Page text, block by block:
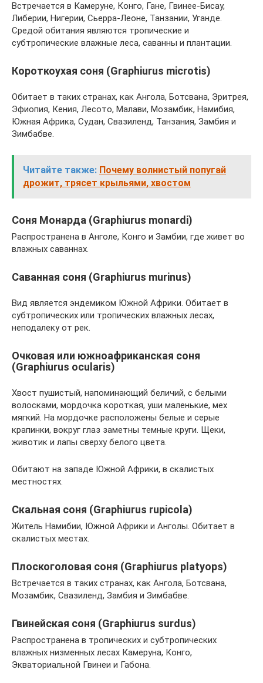
Встречается в Камеруне, Конго, Гане, Гвинее-Бисау,
Либерии, Нигерии, Сьерра-Леоне, Танзании, Уганде.
Средой обитания являются тропические и
субтропические влажные леса, саванны и плантации.
Короткоухая соня (Graphiurus microtis)
Обитает в таких странах, как Ангола, Ботсвана, Эритрея,
Эфиопия, Кения, Лесото, Малави, Мозамбик, Намибия,
Южная Африка, Судан, Свазиленд, Танзания, Замбия и
Зимбабве.
Читайте также: Почему волнистый попугай
дрожит, трясет крыльями, хвостом
Соня Монарда (Graphiurus monardi)
Распространена в Анголе, Конго и Замбии, где живет во
влажных саваннах.
Саванная соня (Graphiurus murinus)
Вид является эндемиком Южной Африки. Обитает в
субтропических или тропических влажных лесах,
неподалеку от рек.
Очковая или южноафриканская соня
(Graphiurus ocularis)
Хвост пушистый, напоминающий беличий, с белыми
волосками, мордочка короткая, уши маленькие, мех
мягкий. На мордочке расположены белые и серые
крапинки, вокруг глаз заметны темные круги. Щеки,
животик и лапы сверху белого цвета.
Обитают на западе Южной Африки, в скалистых
местностях.
Скальная соня (Graphiurus rupicola)
Житель Намибии, Южной Африки и Анголы. Обитает в
скалистых местах.
Плоскоголовая соня (Graphiurus platyops)
Встречается в таких странах, как Ангола, Ботсвана,
Мозамбик, Свазиленд, Замбия и Зимбабве.
Гвинейская соня (Graphiurus surdus)
Распространена в тропических и субтропических
влажных низменных лесах Камеруна, Конго,
Экваториальной Гвинеи и Габона.